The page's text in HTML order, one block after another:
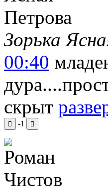
Зорька
00:40
скрыт
-1